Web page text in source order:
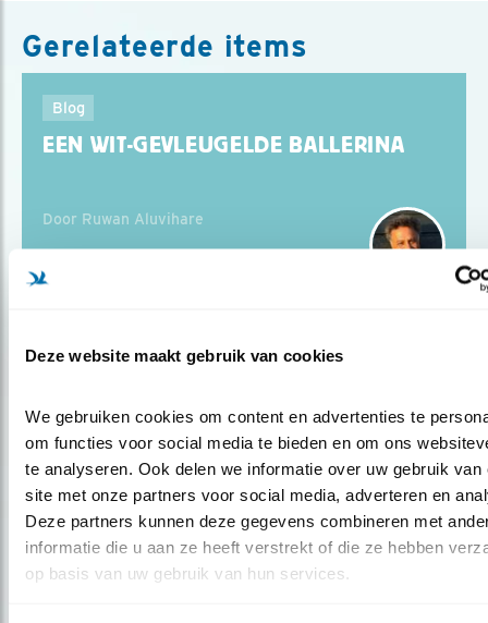
Deze website maakt gebruik van cookies
We gebruiken cookies om content en advertenties te
om functies voor social media te bieden en om ons
te analyseren. Ook delen we informatie over uw gebruik van
site met onze partners voor social media, adverteren en
Deze partners kunnen deze gegevens combineren met
informatie die u aan ze heeft verstrekt of die ze hebben
op basis van uw gebruik van hun services.
Gerelateerde items
Blog
EEN WIT-GEVLEUGELDE BALLERINA
Door Ruwan Aluvihare
Blog
Door Ruwan Aluvihare